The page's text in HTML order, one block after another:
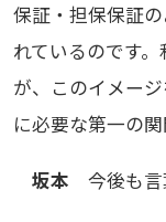
保証・担保保証
れているのです
が、このイメー
に必要な第一の関
坂本 今後も言